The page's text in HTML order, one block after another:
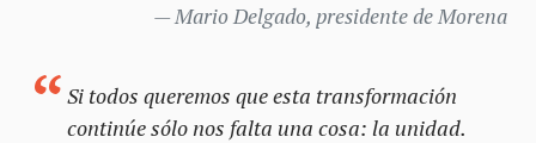
Mario Delgado, presidente de Morena
Si todos queremos que esta transformación
continúe sólo nos falta una cosa: la unidad.